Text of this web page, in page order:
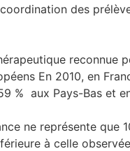
des
reconnue
En 2010, en
% aux Pays-Bas et
ne représente que
à celle